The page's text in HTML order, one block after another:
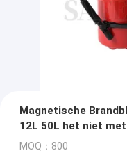
Magnetische
12L 50L het niet
MOQ：800